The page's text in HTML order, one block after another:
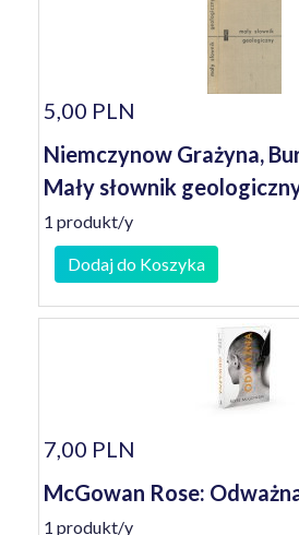
5,00 PLN
Niemczynow Grażyna,
Mały słownik
1 produkt/y
Dodaj do Koszyka
7,00 PLN
McGowan Rose:
1 produkt/y